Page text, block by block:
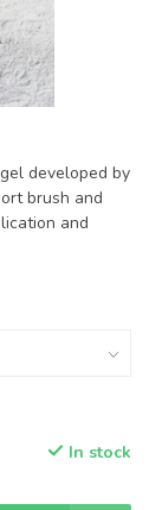
developed by
brush and
and
In stock